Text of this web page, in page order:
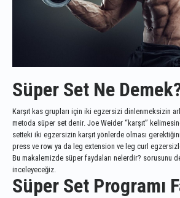
Süper Set Ne
Karşıt kas grupları için iki egzersizi dinlenmeksizin
metoda süper set denir. Joe Weider “karşıt”
setteki iki egzersizin karşıt yönlerde olması
press ve row ya da leg extension ve leg curl
Bu makalemizde süper faydaları nelerdir? sorusunu
inceleyeceğiz.
Süper Set Programı